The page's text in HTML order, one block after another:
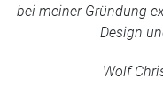
bei meiner Gründung
Design
Wolf